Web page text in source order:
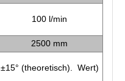
100 l/min
2500 mm
±15° (theoretisch). Wert)